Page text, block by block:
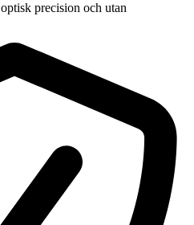
precision och utan